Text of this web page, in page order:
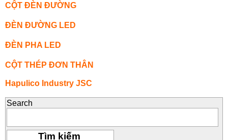
CỘT ĐÈN ĐƯỜNG
ĐÈN ĐƯỜNG LED
ĐÈN PHA LED
CỘT THÉP ĐƠN THÂN
Hapulico Industry JSC
Search